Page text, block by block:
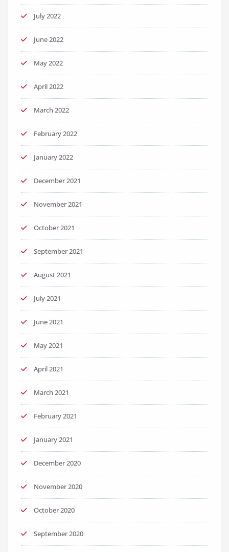
July 2022
June 2022
May 2022
April 2022
March 2022
February 2022
January 2022
December 2021
November 2021
October 2021
September 2021
August 2021
July 2021
June 2021
May 2021
April 2021
March 2021
February 2021
January 2021
December 2020
November 2020
October 2020
September 2020